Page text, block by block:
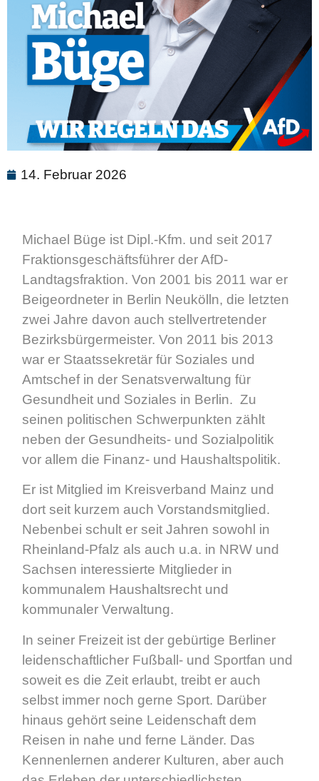
14. Februar 2026
Michael Büge ist Dipl.-Kfm. und seit 2017
Fraktionsgeschäftsführer der AfD-
Landtagsfraktion. Von 2001 bis 2011 war er
Beigeordneter in Berlin Neukölln, die letzten
zwei Jahre davon auch stellvertretender
Bezirksbürgermeister. Von 2011 bis 2013
war er Staatssekretär für Soziales und
Amtschef in der Senatsverwaltung für
Gesundheit und Soziales in Berlin. Zu
seinen politischen Schwerpunkten zählt
neben der Gesundheits- und Sozialpolitik
vor allem die Finanz- und Haushaltspolitik.
Er ist Mitglied im Kreisverband Mainz und
dort seit kurzem auch Vorstandsmitglied.
Nebenbei schult er seit Jahren sowohl in
Rheinland-Pfalz als auch u.a. in NRW und
Sachsen interessierte Mitglieder in
kommunalem Haushaltsrecht und
kommunaler Verwaltung.
In seiner Freizeit ist der gebürtige Berliner
leidenschaftlicher Fußball- und Sportfan und
soweit es die Zeit erlaubt, treibt er auch
selbst immer noch gerne Sport. Darüber
hinaus gehört seine Leidenschaft dem
Reisen in nahe und ferne Länder. Das
Kennenlernen anderer Kulturen, aber auch